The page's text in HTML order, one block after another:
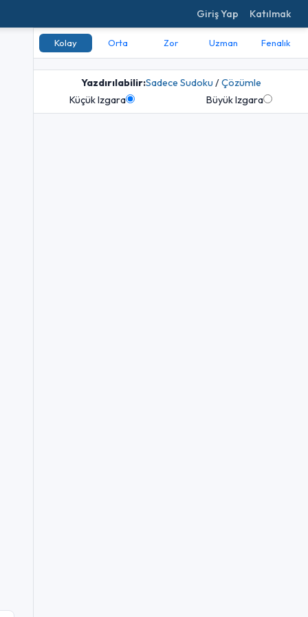
Giriş Yap Katılmak
Kolay Orta Zor Uzman Fenalık
Yazdırılabilir:Sadece Sudoku /Çözümle
Küçük Izgara
Büyük Izgara